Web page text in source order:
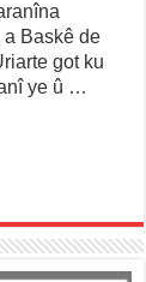
Baskê de
got ku
ye û …